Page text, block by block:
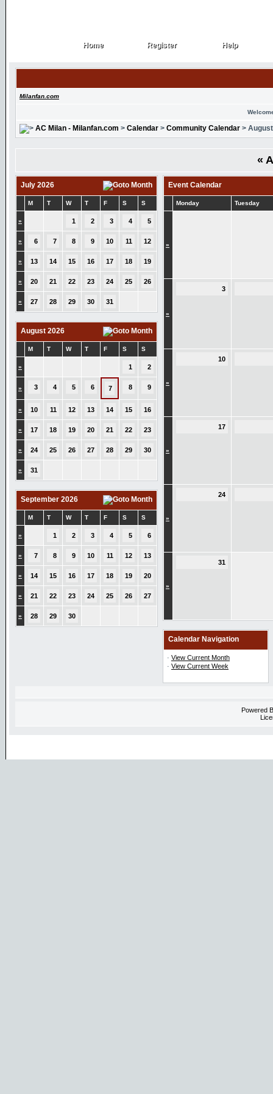
Home
Home Register
Register Help
Help
Milanfan.com
AC Milan - Milanfan.com > Calendar > Community Calendar >
«
July 2026
M T W T F S S
» 1 2 3 4 5
» 6 7 8 9 10 11 12
» 13 14 15 16 17 18 19
» 20 21 22 23 24 25 26
» 27 28 29 30 31
August 2026
M T W T F S S
» 1 2
» 3 4 5 6 7 8 9
» 10 11 12 13 14 15 16
» 17 18 19 20 21 22 23
» 24 25 26 27 28 29 30
» 31
September 2026
M T W T F S S
» 1 2 3 4 5 6
» 7 8 9 10 11 12 13
» 14 15 16 17 18 19 20
» 21 22 23 24 25 26 27
» 28 29 30
Event Calendar
Monday Tuesday
»
»
3
»
10
»
17
»
24
»
31
Calendar Navigation
· View Current Month
· View Current Week
Powered